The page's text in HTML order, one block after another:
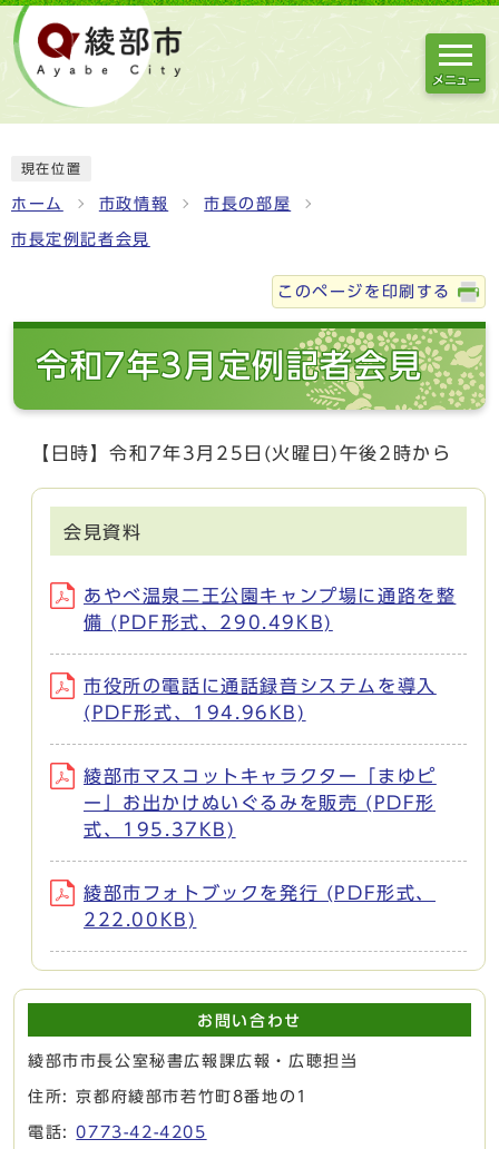
メニュー
現在位置
ホーム 市政情報 市長の部屋
市長定例記者会見
このページを印刷する
令和7年3月定例記者会見
【日時】令和7年3月25日(火曜日)午後2時から
会見資料
あやべ温泉二王公園キャンプ場に通路を整
備 (PDF形式、290.49KB)
市役所の電話に通話録音システムを導入
(PDF形式、194.96KB)
綾部市マスコットキャラクター「まゆピ
ー」お出かけぬいぐるみを販売 (PDF形
式、195.37KB)
綾部市フォトブックを発行 (PDF形式、
222.00KB)
お問い合わせ
綾部市市長公室秘書広報課広報・広聴担当
住所: 京都府綾部市若竹町8番地の1
電話:0773-42-4205